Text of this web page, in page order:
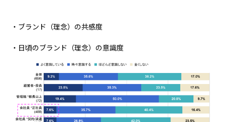
・ブランド（理念）の共感度
・日頃のブランド（理念）の意識度